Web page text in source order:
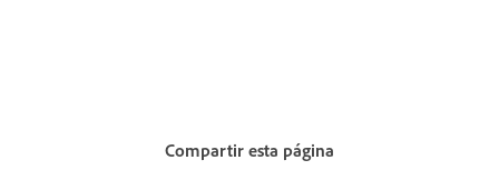
Compartir esta página